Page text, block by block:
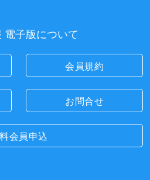
電子版について
会員規約
お問合せ
会員申込